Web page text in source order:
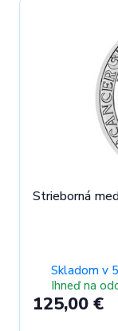
Strieborná
Skladom v
Ihneď na
125,00 €